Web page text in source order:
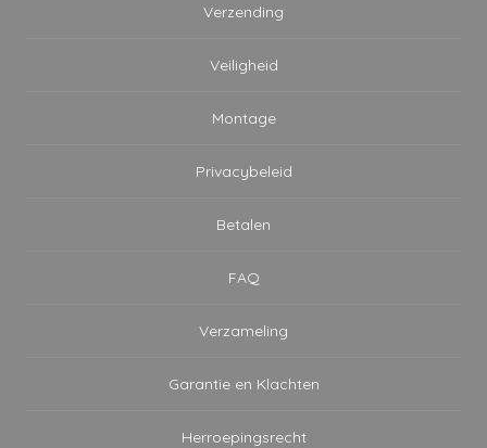
Verzending
Veiligheid
Montage
Privacybeleid
Betalen
FAQ
Verzameling
Garantie en Klachten
Herroepingsrecht